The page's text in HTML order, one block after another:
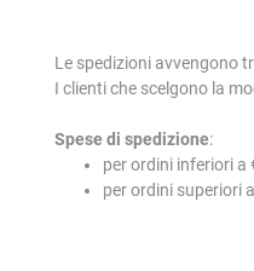
Le spedizioni avvengono
I clienti che scelgono la
Spese di spedizione:
per ordini inferiori a
per ordini superiori